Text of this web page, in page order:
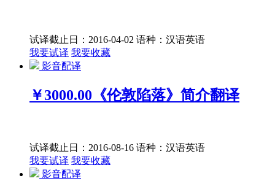
试译截止日：2016-04-02 语种：汉语英语
我要试译 我要收藏
影音配译
￥3000.00 《伦敦陷落》简介翻译
试译截止日：2016-08-16 语种：汉语英语
我要试译 我要收藏
影音配译